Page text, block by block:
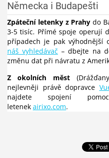
Německa i Budapešti
Zpáteční letenky z Prahy do
3-5 tisíc. Přímé spoje operují
případech je pak výhodnější
náš vyhledávač – dbejte na
změnu dat při návratu z
Z okolních měst
nejlevněji právě dopravce
najdete spojení
letenek airixo.com.